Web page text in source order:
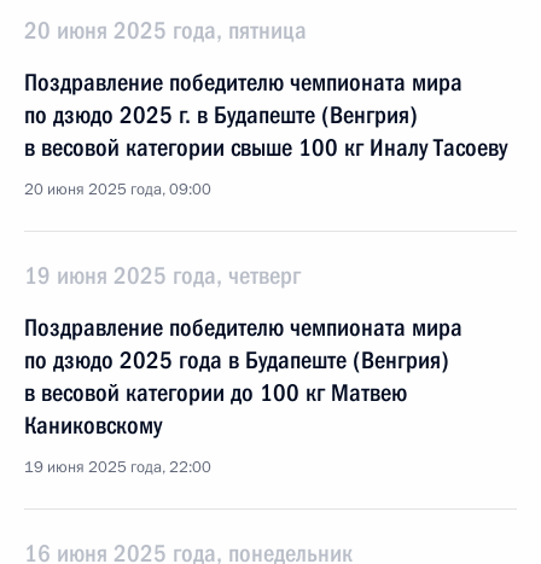
20 июня 2025 года, пятница
Поздравление победителю чемпионата мира
по дзюдо 2025 г. в Будапеште (Венгрия)
в весовой категории свыше 100 кг Иналу Тасоеву
20 июня 2025 года, 09:00
19 июня 2025 года, четверг
Поздравление победителю чемпионата мира
по дзюдо 2025 года в Будапеште (Венгрия)
в весовой категории до 100 кг Матвею
Каниковскому
19 июня 2025 года, 22:00
16 июня 2025 года, понедельник